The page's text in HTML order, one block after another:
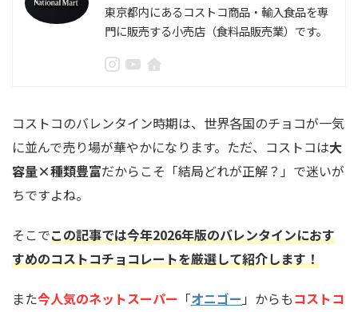
東京都内にあるコストコ商品・輸入食品を専
門に販売する小売店（食料品販売業）です。
コストコのバレンタイン時期は、世界各国のチョコが一気
に並んで売り場が華やかになります。ただ、コストコは大
容量×種類豊富だからこそ「結局どれが正解？」で迷いが
ちですよね。
そこでこの記事では今年2026年版のバレンタインにおす
すめのコストコチョコレートを厳選して紹介します！
また今人気のネットスーパー 「オニゴー 」からもコストコ